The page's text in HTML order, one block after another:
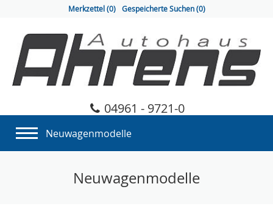
Merkzettel (0) Gespeicherte Suchen (0)
04961 - 9721-0
Neuwagenmodelle
Neuwagenmodelle